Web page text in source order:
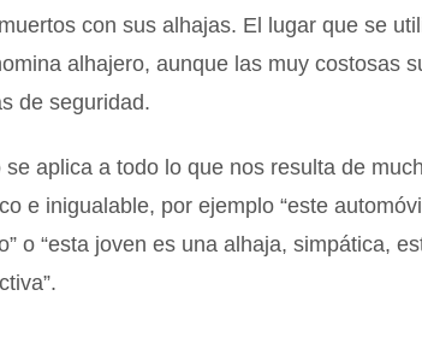
con sus alhajas. El lugar que se
alhajero, aunque las muy costosas
de seguridad.
aplica a todo lo que nos resulta de
e inigualable, por ejemplo “este
o “esta joven es una alhaja, simpática,